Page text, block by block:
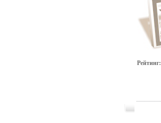
Рейтинг: